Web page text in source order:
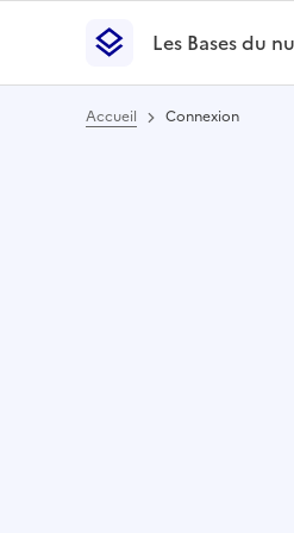
Les Bases du
Les Bases du
Accueil Connexion